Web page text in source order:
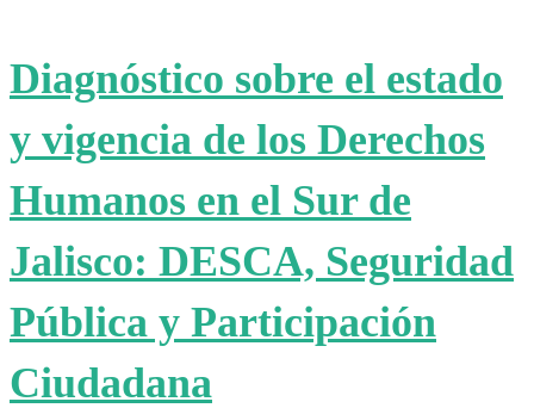
Diagnóstico sobre el estado
y vigencia de los Derechos
Humanos en el Sur de
Jalisco: DESCA, Seguridad
Pública y Participación
Ciudadana